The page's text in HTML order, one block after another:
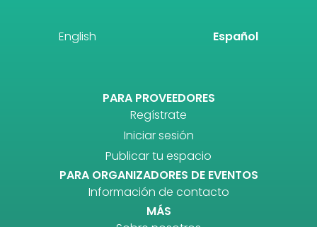
English Español
PARA PROVEEDORES
Regístrate
Iniciar sesión
Publicar tu espacio
PARA ORGANIZADORES DE EVENTOS
Información de contacto
MÁS